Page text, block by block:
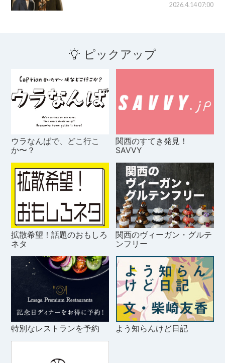
2026.4.14 07:00
ピックアップ
ウラなんばで、どこ行こ
か〜？
関西のすてき発見！
SAVVY
拡散希望！話題のおもしろ
ネタ
関西のヴィーガン・グルテ
ンフリー
特別なレストランを予約 よう知らんけど日記